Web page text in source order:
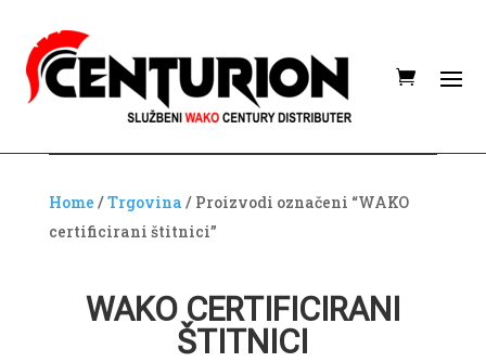
Home /Trgovina / Proizvodi označeni “WAKO
certificirani štitnici”
WAKO CERTIFICIRANI
ŠTITNICI